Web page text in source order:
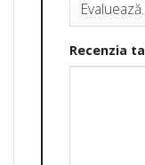
Recenzia ta